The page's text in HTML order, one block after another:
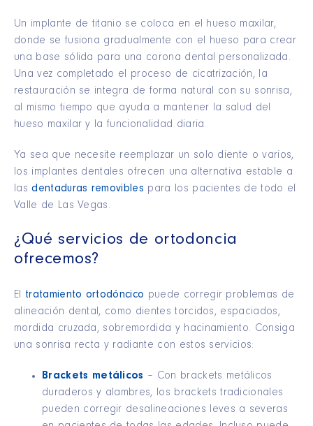
Un implante de titanio se coloca en el hueso maxilar,
donde se fusiona gradualmente con el hueso para crear
una base sólida para una corona dental personalizada.
Una vez completado el proceso de cicatrización, la
restauración se integra de forma natural con su sonrisa,
al mismo tiempo que ayuda a mantener la salud del
hueso maxilar y la funcionalidad diaria.
Ya sea que necesite reemplazar un solo diente o varios,
los implantes dentales ofrecen una alternativa estable a
lasdentaduras removibles para los pacientes de todo el
Valle de Las Vegas.
¿Qué servicios de ortodoncia
ofrecemos?
El tratamiento ortodóncico puede corregir problemas de
alineación dental, como dientes torcidos, espaciados,
mordida cruzada, sobremordida y hacinamiento. Consiga
una sonrisa recta y radiante con estos servicios:
Brackets metálicos – Con brackets metálicos
duraderos y alambres, los brackets tradicionales
pueden corregir desalineaciones leves a severas